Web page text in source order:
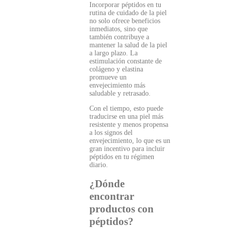
Incorporar péptidos en tu
rutina de cuidado de la piel
no solo ofrece beneficios
inmediatos, sino que
también contribuye a
mantener la salud de la piel
a largo plazo. La
estimulación constante de
colágeno y elastina
promueve un
envejecimiento más
saludable y retrasado.
Con el tiempo, esto puede
traducirse en una piel más
resistente y menos propensa
a los signos del
envejecimiento, lo que es un
gran incentivo para incluir
péptidos en tu régimen
diario.
¿Dónde
encontrar
productos con
péptidos?